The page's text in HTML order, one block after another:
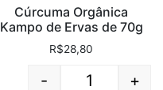
Cúrcuma Orgânica
Kampo de Ervas de 70g
R$28,80
- +